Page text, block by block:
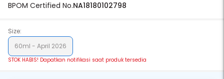
BPOM Certified No.NA18180102798
Size:
60ml - April 2026
STOK HABIS! Dapatkan notifikasi saat produk tersedia